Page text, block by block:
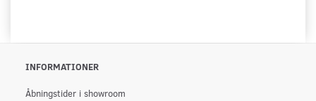
INFORMATIONER
Åbningstider i showroom